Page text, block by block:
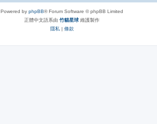
Powered by phpBB® Forum Software © phpBB Limited
正體中文語系由 竹貓星球 維護製作
隱私 | 條款